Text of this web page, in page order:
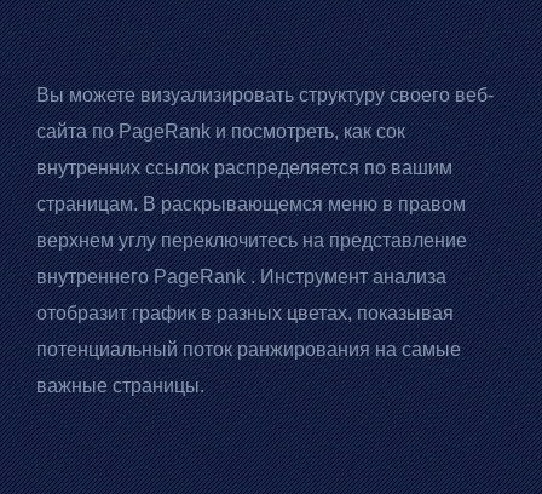
Вы можете визуализировать структуру своего веб-
сайта поPageRankи посмотреть, как сок
внутренних ссылок распределяется по вашим
страницам. В раскрывающемся меню в правом
верхнем углу переключитесь на представление
внутреннегоPageRank. Инструмент анализа
отобразит график в разных цветах, показывая
потенциальный поток ранжирования на самые
важные страницы.